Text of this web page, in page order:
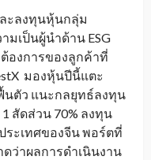
ะลงทุนหุ้นกลุ่ม
มเป็นผู้นำด้าน ESG
องการของลูกค้าที่
มองหุ้นปีนี้แตะ
นตัว แนะกลยุทธ์ลงทุน
สัดส่วน 70% ลงทุน
ะเทศของจีน พอร์ตที่
ดว่าผลการดำเนินงาน